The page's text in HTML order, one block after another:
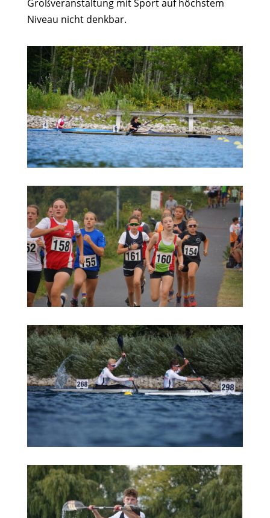
Großveranstaltung mit Sport auf höchstem
Niveau nicht denkbar.